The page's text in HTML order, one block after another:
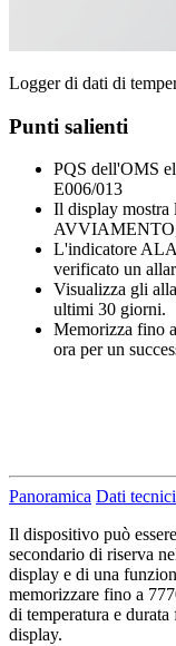
Logger di dati di
Punti salienti
PQS dell'OMS
E006/013
Il display mostra
L'indicatore
verificato un
Visualizza gli
ultimi 30 giorni.
Memorizza fino
ora per un
Panoramica Dati tecnici
Il dispositivo può
secondario di riserva
display e di una
memorizzare fino a
di temperatura e
display.